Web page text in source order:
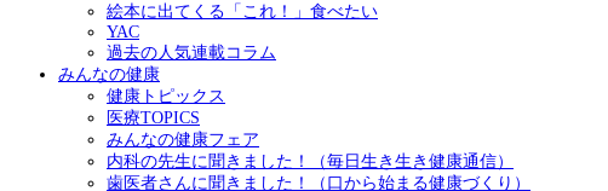
絵本に出てくる「これ！」食べたい
YAC
過去の人気連載コラム
みんなの健康
健康トピックス
医療TOPICS
みんなの健康フェア
内科の先生に聞きました！（毎日生き生き健康通信）
歯医者さんに聞きました！（口から始まる健康づくり）